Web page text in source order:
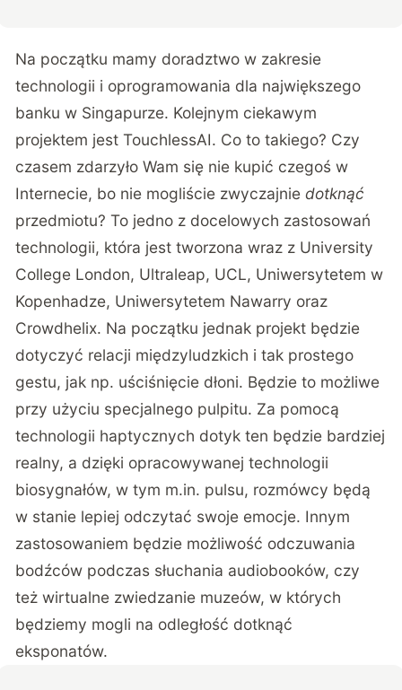
Na początku mamy doradztwo w zakresie
technologii i oprogramowania dla największego
banku w Singapurze. Kolejnym ciekawym
projektem jestTouchlessAI. Co to takiego? Czy
czasem zdarzyło Wam się nie kupić czegoś w
Internecie, bo nie mogliście zwyczajniedotknąć
przedmiotu? To jedno z docelowych zastosowań
technologii, która jest tworzona wraz z University
College London, Ultraleap, UCL, Uniwersytetem w
Kopenhadze, Uniwersytetem Nawarry oraz
Crowdhelix. Na początku jednak projekt będzie
dotyczyć relacji międzyludzkich i tak prostego
gestu, jak np. uściśnięcie dłoni. Będzie to możliwe
przy użyciu specjalnego pulpitu. Za pomocą
technologii haptycznych dotyk ten będzie bardziej
realny, a dzięki opracowywanej technologii
biosygnałów, w tym m.in. pulsu, rozmówcy będą
w stanie lepiej odczytać swoje emocje. Innym
zastosowaniem będzie możliwość odczuwania
bodźców podczas słuchania audiobooków, czy
też wirtualne zwiedzanie muzeów, w których
będziemy mogli na odległość dotknąć
eksponatów.